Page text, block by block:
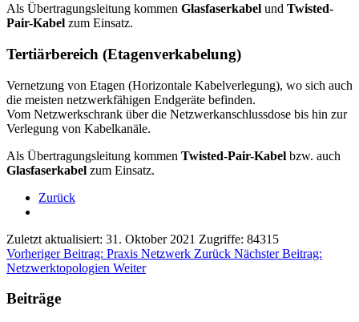
Als Übertragungsleitung kommen Glasfaserkabel und Twisted-
Pair-Kabel zum Einsatz.
Tertiärbereich (Etagenverkabelung)
Vernetzung von Etagen (Horizontale Kabelverlegung), wo sich auch
die meisten netzwerkfähigen Endgeräte befinden.
Vom Netzwerkschrank über die Netzwerkanschlussdose bis hin zur
Verlegung von Kabelkanäle.
Als Übertragungsleitung kommen Twisted-Pair-Kabel bzw. auch
Glasfaserkabel zum Einsatz.
Zurück
Zuletzt aktualisiert: 31. Oktober 2021 Zugriffe: 84315
Vorheriger Beitrag: Praxis Netzwerk Zurück Nächster Beitrag:
Netzwerktopologien Weiter
Beiträge